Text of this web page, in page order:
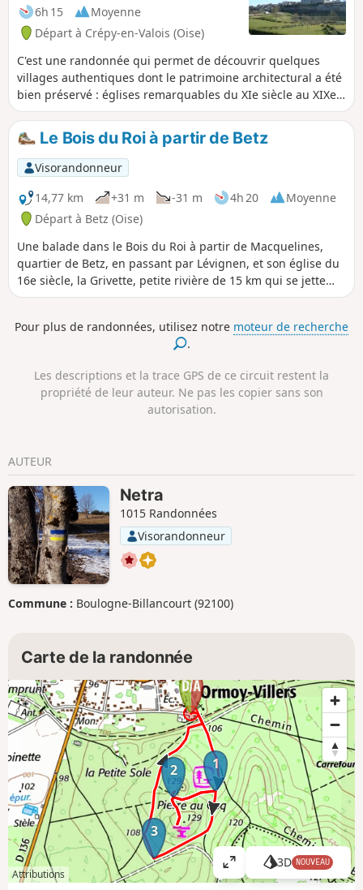
6h 15
Moyenne
Départ à Crépy-en-Valois (Oise)
C'est une randonnée qui permet de découvrir quelques
villages authentiques dont le patrimoine architectural a été
bien préservé : églises remarquables du XIe siècle au XIXe
siècles, fontaines, lavoirs... Le cheminement à travers les
prairies et les vallons du Valois et de la Vallée de l'Automne,
dans le calme et la sérénité, donne le sentiment d'être en
parfaite harmonie avec la nature
Le Bois du Roi à partir de Betz
Visorandonneur
14,77 km
+31 m -31 m 4h 20
Moyenne
Départ à Betz (Oise)
Une balade dans le Bois du Roi à partir de Macquelines,
quartier de Betz, en passant par Lévignen, et son église du
16e siècle, la Grivette, petite rivière de 15 km qui se jette
dans le Canal de l'Ourcq, un petit étang, et la Sainte
Pour plus de randonnées, utilisez notre moteur de recherche
.
Les descriptions et la trace GPS de ce circuit restent la
propriété de leur auteur. Ne pas les copier sans son
autorisation.
AUTEUR
Netra
1015 Randonnées
Visorandonneur
Commune : Boulogne-Billancourt (92100)
Carte de la randonnée
1
2
3
Attributions
A
ff
3D NOUVEAU